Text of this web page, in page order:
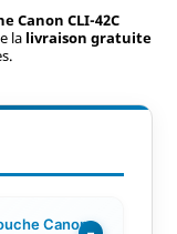
Canon CLI-42C
la livraison gratuite
Canon